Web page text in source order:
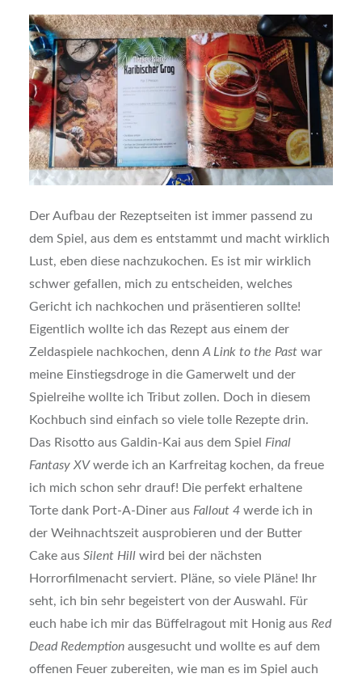
Der Aufbau der Rezeptseiten ist immer passend zu
dem Spiel, aus dem es entstammt und macht wirklich
Lust, eben diese nachzukochen. Es ist mir wirklich
schwer gefallen, mich zu entscheiden, welches
Gericht ich nachkochen und präsentieren sollte!
Eigentlich wollte ich das Rezept aus einem der
Zeldaspiele nachkochen, dennA Link to the Pastwar
meine Einstiegsdroge in die Gamerwelt und der
Spielreihe wollte ich Tribut zollen. Doch in diesem
Kochbuch sind einfach so viele tolle Rezepte drin.
Das Risotto aus Galdin-Kai aus dem Spiel Final
Fantasy XVwerde ich an Karfreitag kochen, da freue
ich mich schon sehr drauf! Die perfekt erhaltene
Torte dank Port-A-Diner aus Fallout 4 werde ich in
der Weihnachtszeit ausprobieren und der Butter
Cake aus Silent Hillwird bei der nächsten
Horrorfilmenacht serviert. Pläne, so viele Pläne! Ihr
seht, ich bin sehr begeistert von der Auswahl. Für
euch habe ich mir das Büffelragout mit Honig aus Red
Dead Redemptionausgesucht und wollte es auf dem
offenen Feuer zubereiten, wie man es im Spiel auch